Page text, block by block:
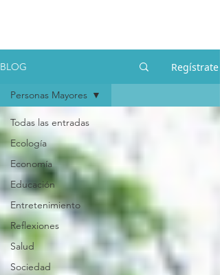
BLOG Regístrate
Todas las entradas
Ecología
Economía
Educación
Entretenimiento
Reflexiones
Salud
Sociedad
Personas Mayores